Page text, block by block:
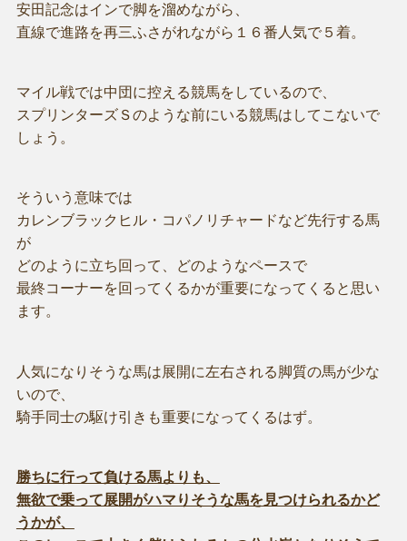
安田記念はインで脚を溜めながら、
直線で進路を再三ふさがれながら１６番人気で５着。
マイル戦では中団に控える競馬をしているので、
スプリンターズＳのような前にいる競馬はしてこないで
しょう。
そういう意味では
カレンブラックヒル・コパノリチャードなど先行する馬
が
どのように立ち回って、どのようなペースで
最終コーナーを回ってくるかが重要になってくると思い
ます。
人気になりそうな馬は展開に左右される脚質の馬が少な
いので、
騎手同士の駆け引きも重要になってくるはず。
勝ちに行って負ける馬よりも、
無欲で乗って展開がハマりそうな馬を見つけられるかど
うかが、